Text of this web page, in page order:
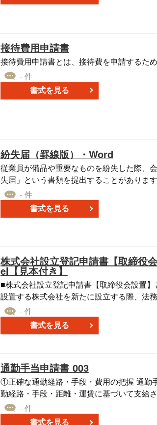
接待費用申請書
接待費用申請書とは、接待費を申請するた
- 件
書式を見る
紛失届（罫線版）・Word
従業員が備品や重要なものを紛失した際、
失届」という書類を提出することがありま
に、次のような内容を記載します。 ・紛失物の名称 ・紛失し
た日 ・紛失時の状況 ・紛失した理由 紛失届を作成すれば、
紛失物に関する情報を記録しておくことがで
能です。 こちらはWordで作成した、罫線タイプの紛失届のテ
ンプレートです。無料でダウンロードするこ
ンプレートを、自社に合わせてカスタマイ
ください。
- 件
書式を見る
株式会社設立登記申請書【取締役
el【見本付き】
■株式会社設立登記申請書【取締役会設置
設置する株式会社を新たに設立する際、法
めの書式です。 ■利用するシーン ・新たに取締役会設置会社
として株式会社を設立する際、設立登記の申
します。 ・複数の取締役や監査役を選任し
て最初から取締役会設置型で会社設立を進め
ます。 ■利用する目的 ・会社法に則り、取締役会設置会社と
しての設立手続きを正確かつ円滑に進める
す。 ・取締役会や監査役の設置、代表取締
組織体制を法的に明確化するために利用しま
- 件
書式を見る
通勤手当申請書 003
①正確な通勤経路・手段・費用の把握 通勤
勤経路・手段・距離・運賃に基づいて支給
住所変更や運賃改定があった場合、そのま
続けると過不足が生じる恐れがあります。
- 件
書式を見る